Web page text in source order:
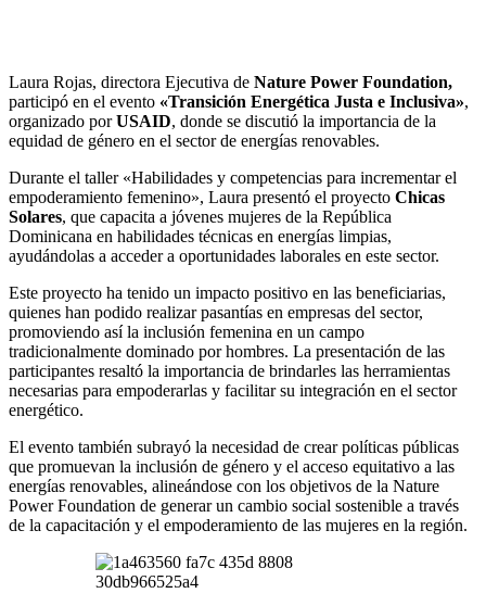
Laura Rojas, directora Ejecutiva de Nature Power Foundation,
participó en el evento «Transición Energética Justa e Inclusiva»,
organizado porUSAID, donde se discutió la importancia de la
equidad de género en el sector de energías renovables.
Durante el taller «Habilidades y competencias para incrementar el
empoderamiento femenino», Laura presentó el proyecto Chicas
Solares, que capacita a jóvenes mujeres de la República
Dominicana en habilidades técnicas en energías limpias,
ayudándolas a acceder a oportunidades laborales en este sector.
Este proyecto ha tenido un impacto positivo en las beneficiarias,
quienes han podido realizar pasantías en empresas del sector,
promoviendo así la inclusión femenina en un campo
tradicionalmente dominado por hombres. La presentación de las
participantes resaltó la importancia de brindarles las herramientas
necesarias para empoderarlas y facilitar su integración en el sector
energético.
El evento también subrayó la necesidad de crear políticas públicas
que promuevan la inclusión de género y el acceso equitativo a las
energías renovables, alineándose con los objetivos de la Nature
Power Foundation de generar un cambio social sostenible a través
de la capacitación y el empoderamiento de las mujeres en la región.